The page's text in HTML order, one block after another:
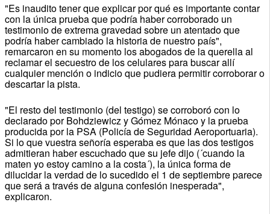
"Es inaudito tener que explicar por qué es importante contar
con la única prueba que podría haber corroborado un
testimonio de extrema gravedad sobre un atentado que
podría haber cambiado la historia de nuestro país",
remarcaron en su momento los abogados de la querella al
reclamar el secuestro de los celulares para buscar allí
cualquier mención o indicio que pudiera permitir corroborar o
descartar la pista.
"El resto del testimonio (del testigo) se corroboró con lo
declarado por Bohdziewicz y Gómez Mónaco y la prueba
producida por la PSA (Policía de Seguridad Aeroportuaria).
Si lo que vuestra señoría esperaba es que las dos testigos
admitieran haber escuchado que su jefe dijo (´cuando la
maten yo estoy camino a la costa´), la única forma de
dilucidar la verdad de lo sucedido el 1 de septiembre parece
que será a través de alguna confesión inesperada",
explicaron.